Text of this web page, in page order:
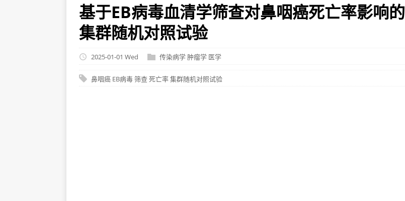
基于EB病毒血清学筛查对鼻咽癌死亡率影响的
集群随机对照试验
2025-01-01 Wed 传染病学 肿瘤学 医学
鼻咽癌 EB病毒 筛查死亡率集群随机对照试验